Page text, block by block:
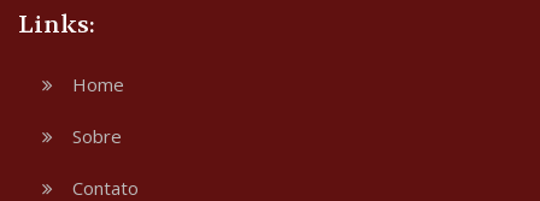
Links:
Home
Sobre
Contato